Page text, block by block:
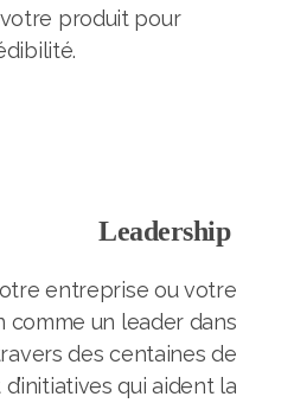
produit pour
Leadership
entreprise ou votre
comme un leader dans
des centaines de
qui aident la